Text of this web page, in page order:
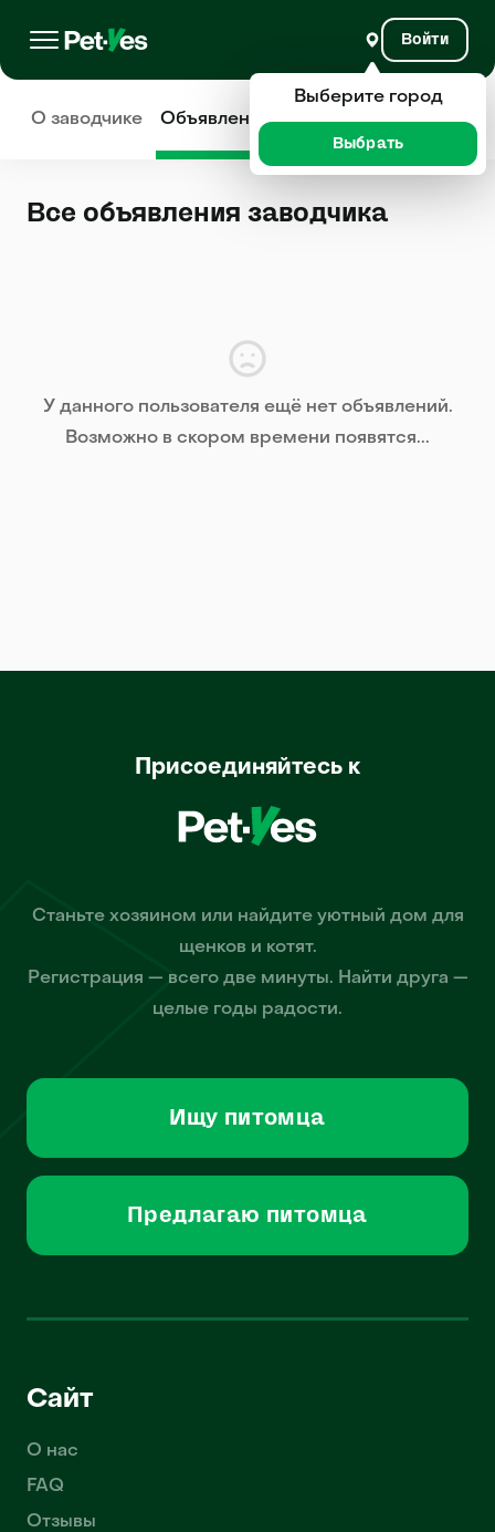
Войти
О заводчике Объявления Отзывы
Все объявления заводчика
У данного пользователя ещё нет объявлений.
Возможно в скором времени появятся...
Присоединяйтесь к
Станьте хозяином или найдите уютный дом для
щенков и котят.
Регистрация — всего две минуты. Найти друга —
целые годы радости.
Ищу питомца
Предлагаю питомца
Сайт
О нас
FAQ
Отзывы
Выберите город
Выбрать